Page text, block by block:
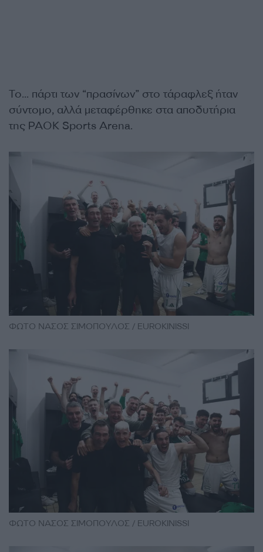
Το… πάρτι των “πρασίνων” στο τάραφλεξ ήταν
σύντομο, αλλά μεταφέρθηκε στα αποδυτήρια
της PAOK Sports Arena.
ΦΩΤΟ ΝΑΣΟΣ ΣΙΜΟΠΟΥΛΟΣ / EUROKINISSI
ΦΩΤΟ ΝΑΣΟΣ ΣΙΜΟΠΟΥΛΟΣ / EUROKINISSI